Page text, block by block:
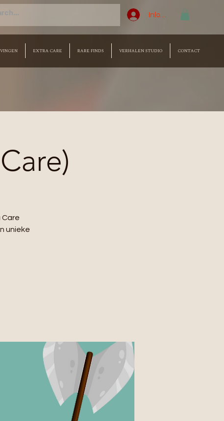
EXTRA CARE RARE FINDS VERHALEN STUDIO CONTACT
Inloggen
unieke